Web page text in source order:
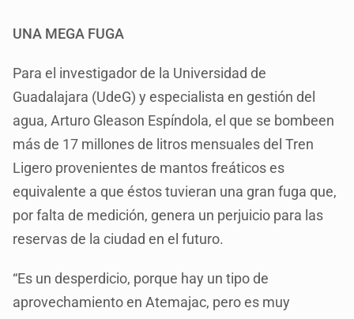
UNA MEGA FUGA
Para el investigador de la Universidad de
Guadalajara (UdeG) y especialista en gestión del
agua, Arturo Gleason Espíndola, el que se bombeen
más de 17 millones de litros mensuales del Tren
Ligero provenientes de mantos freáticos es
equivalente a que éstos tuvieran una gran fuga que,
por falta de medición, genera un perjuicio para las
reservas de la ciudad en el futuro.
“Es un desperdicio, porque hay un tipo de
aprovechamiento en Atemajac, pero es muy